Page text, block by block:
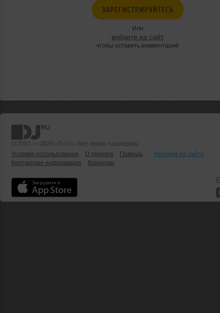
ЗАРЕГИСТРИРУЙТЕСЬ
Или
войдите на сайт
чтобы оставить комментарий
© 2001 — 2026 «DJ.ru» Все права защищены.
Условия использования
О проекте Помощь
Реклама на сайте
Контактная информация
Вакансии